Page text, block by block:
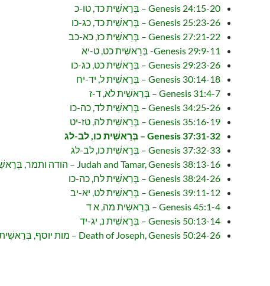
Genesis 24:15-20 – בְּרֵאשִׁית כד, טו-כ
Genesis 25:23-26 – בְּרֵאשִׁית כד, כג-כו
Genesis 27:21-22 – בְּרֵאשִׁית כז, כא-כב
Genesis 29:9-11- בְּרֵאשִׁית כט, ט-יא
Genesis 29:23-26 – בְּרֵאשִׁית כט, כג-כו
Genesis 30:14-18 – בְּרֵאשִׁית׃ ל, יד-יח
Genesis 31:4-7 – בְּרֵאשִׁית לא, ד-ז
Genesis 34:25-26 – בְּרֵאשִׁית לד, כה-כו
Genesis 35:16-19 – בְּרֵאשִׁית לה, טז-יט
Genesis 37:31-32 – בְּרֵאשִׁית כו, לב-לג
Genesis 37:32-33 – בְּרֵאשִׁית כו, לב-לג
Judah and Tamar, Genesis 38:13-16 – הודה ותמר, בְּרֵאשִׁית לח, יג-טז
Genesis 38:24-26 – בְּרֵאשִׁית לח, כה-כו
Genesis 39:11-12 – בְּרֵאשִׁית לט, יא-יב
Genesis 45:1-4 – בְּרֵאשִׁית מה, א ד
Genesis 50:13-14 – בְּרֵאשִׁית נ, יג-יד
Death of Joseph, Genesis 50:24-26 – מות יוסף, בְּרֵאשִׁית נ, כד-כו